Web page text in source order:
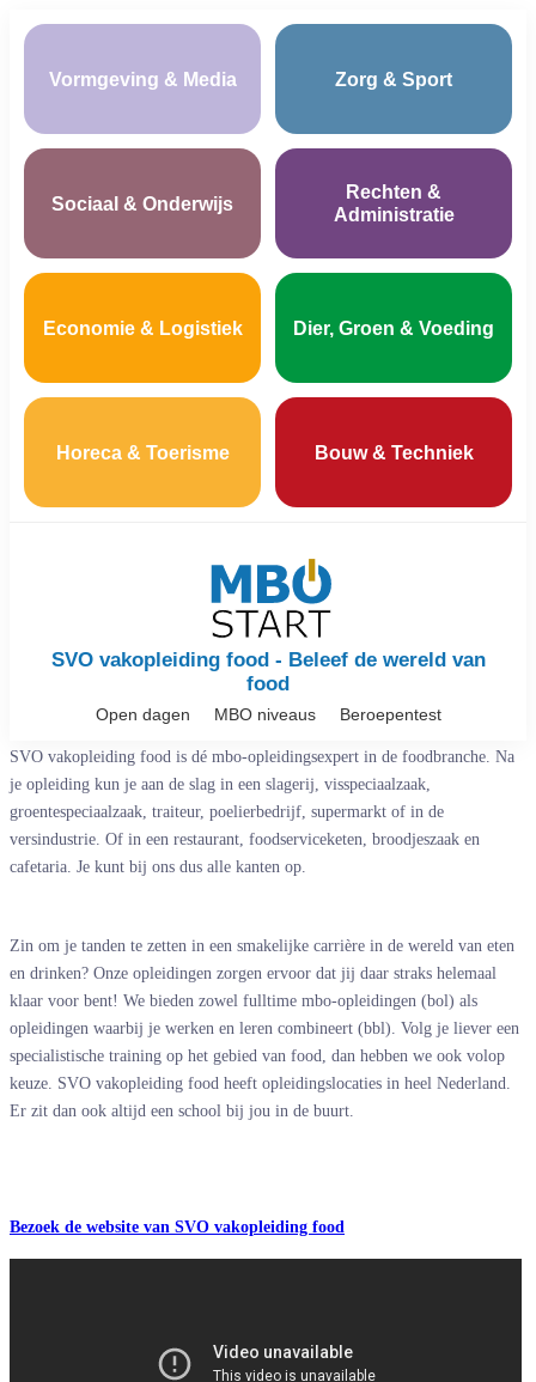
Vormgeving & Media Zorg & Sport
Sociaal & Onderwijs
Rechten &
Administratie
Economie & Logistiek Dier, Groen & Voeding
Horeca & Toerisme Bouw & Techniek
SVO vakopleiding food - Beleef de wereld van
food
Open dagen MBO niveaus Beroepentest
SVO vakopleiding food is dé mbo-opleidingsexpert in de foodbranche. Na
je opleiding kun je aan de slag in een slagerij, visspeciaalzaak,
groentespeciaalzaak, traiteur, poelierbedrijf, supermarkt of in de
versindustrie. Of in een restaurant, foodserviceketen, broodjeszaak en
cafetaria. Je kunt bij ons dus alle kanten op.
Zin om je tanden te zetten in een smakelijke carrière in de wereld van eten
en drinken? Onze opleidingen zorgen ervoor dat jij daar straks helemaal
klaar voor bent! We bieden zowel fulltime mbo-opleidingen (bol) als
opleidingen waarbij je werken en leren combineert (bbl). Volg je liever een
specialistische training op het gebied van food, dan hebben we ook volop
keuze. SVO vakopleiding food heeft opleidingslocaties in heel Nederland.
Er zit dan ook altijd een school bij jou in de buurt.
Bezoek de website van SVO vakopleiding food